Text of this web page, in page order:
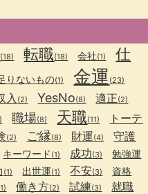
(18) 転職(18) 会社(1)
仕
りないもの(1) 金運 (23)
入 (2) YesNo(8) 適正(2)
職場(8) 天職(11)
トーテ
(2) ご縁(8) 財運(4)
守護
キーワード (1) 成功(3) 勉強運
(1) 出世運(1) 不安(3) 資格
働き方(2) 試練(3) 就職